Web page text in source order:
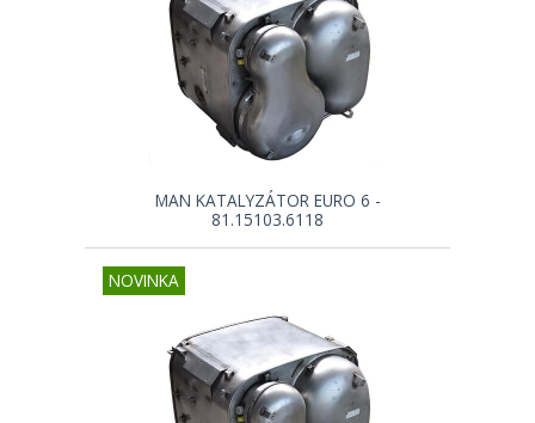
MAN KATALYZÁTOR EURO 6 -
81.15103.6118
NOVINKA